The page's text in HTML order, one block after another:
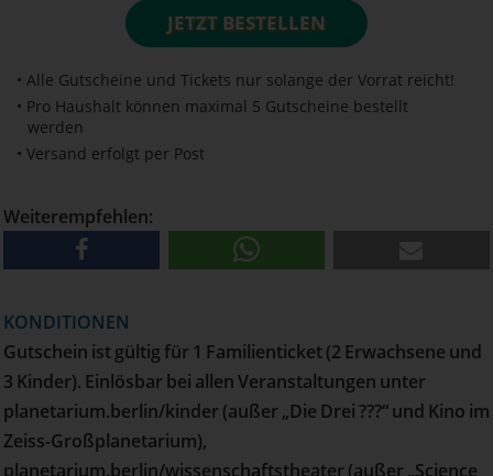
JETZT BESTELLEN
• Alle Gutscheine und Tickets nur solange der Vorrat reicht!
• Pro Haushalt können maximal 5 Gutscheine bestellt
werden
• Versand erfolgt per Post
Weiterempfehlen:
KONDITIONEN
Gutschein ist gültig für 1 Familienticket (2 Erwachsene und
3 Kinder). Einlösbar bei allen Veranstaltungen unter
planetarium.berlin/kinder (außer „Die Drei ???“ und Kino im
Zeiss-Großplanetarium),
planetarium.berlin/wissenschaftstheater (außer „Science